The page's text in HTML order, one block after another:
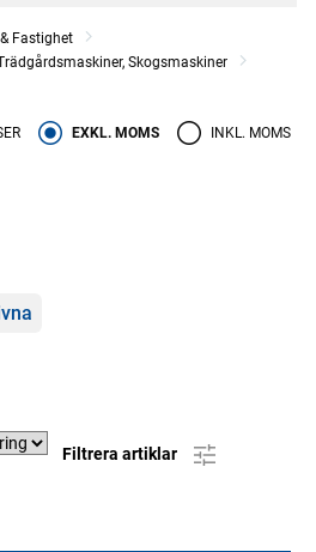
Fastighet
Skogsmaskiner
EXKL. MOMS INKL. MOMS
Filtrera artiklar